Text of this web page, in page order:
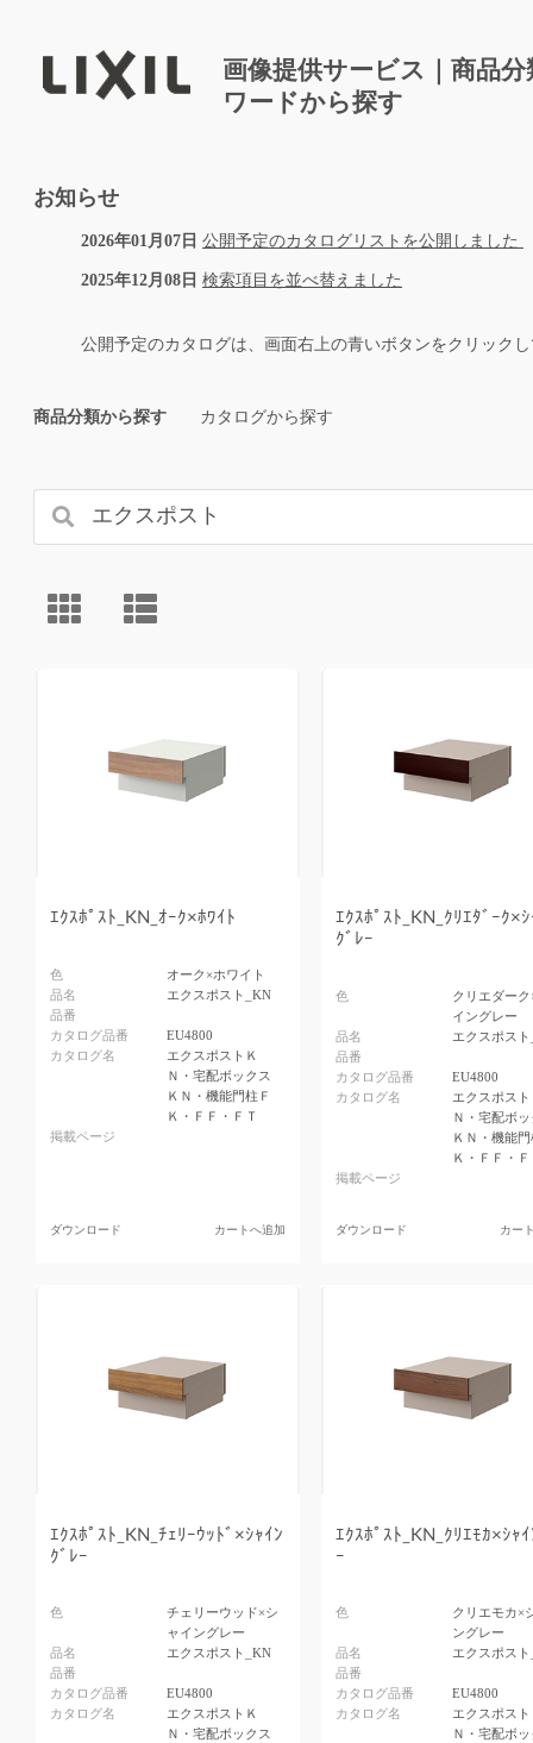
画像提供サービス｜商品分
ワードから探す
お知らせ
2026年01月07日 公開予定のカタログリストを公開しました
2025年12月08日 検索項目を並べ替えました
公開予定のカタログは、画面右上の青いボタンをクリック
商品分類から探す カタログから探す
ｴｸｽﾎﾟｽﾄ_KN_ｵｰｸ×ﾎﾜｲﾄ
色
オーク×ホワイト
品名
エクスポスト_KN
品番
カタログ品番
EU4800
カタログ名
エクスポストＫ
Ｎ・宅配ボックス
ＫＮ・機能門柱Ｆ
Ｋ・ＦＦ・ＦＴ
掲載ページ
ダウンロード カートへ追加
ｴｸｽﾎﾟｽﾄ_KN_ｸﾘｴﾀﾞｰｸ×
ｸﾞﾚｰ
色
クリエダー
イングレー
品名
エクスポス
品番
カタログ品番
EU4800
カタログ名
エクスポス
Ｎ・宅配ボ
ＫＮ・機能
Ｋ・ＦＦ・
掲載ページ
ダウンロード カー
ｴｸｽﾎﾟｽﾄ_KN_ﾁｪﾘｰｳｯﾄﾞ×ｼｬｲﾝ
ｸﾞﾚｰ
色
チェリーウッド×シ
ャイングレー
品名
エクスポスト_KN
品番
カタログ品番
EU4800
カタログ名
エクスポストＫ
Ｎ・宅配ボックス
ｴｸｽﾎﾟｽﾄ_KN_ｸﾘｴﾓｶ×ｼｬ
ｰ
色
クリエモカ×
ングレー
品名
エクスポス
品番
カタログ品番
EU4800
カタログ名
エクスポス
Ｎ・宅配ボ